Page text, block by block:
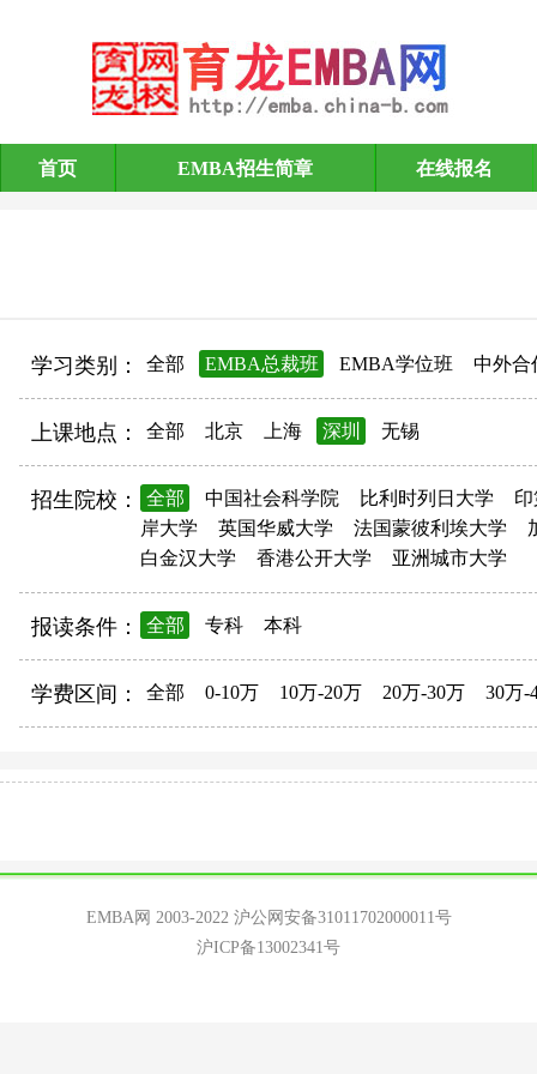
EMBA招生简章
首页 EMBA招生简章 在线报名
学习类别： 全部 EMBA总裁班 EMBA学位班 中外合
上课地点： 全部 北京 上海 深圳 无锡
招生院校： 全部 中国社会科学院 比利时列日大学
岸大学
英国华威大学 法国蒙彼利埃大学
白金汉大学
香港公开大学 亚洲城市大学
报读条件： 全部 专科 本科
学费区间： 全部 0-10万 10万-20万 20万-30万 30万-
EMBA网 2003-2022 沪公网安备31011702000011号
沪ICP备13002341号